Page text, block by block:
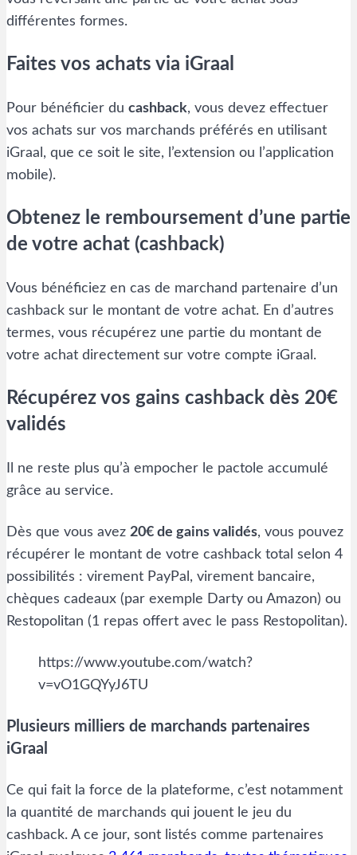
différentes formes.
Faites vos achats via iGraal
Pour bénéficier du cashback, vous devez effectuer
vos achats sur vos marchands préférés en utilisant
iGraal, que ce soit le site, l’extension ou l’application
mobile).
Obtenez le remboursement d’une partie
de votre achat (cashback)
Vous bénéficiez en cas de marchand partenaire d’un
cashback sur le montant de votre achat. En d’autres
termes, vous récupérez une partie du montant de
votre achat directement sur votre compte iGraal.
Récupérez vos gains cashback dès 20€
validés
Il ne reste plus qu’à empocher le pactole accumulé
grâce au service.
Dès que vous avez 20€ de gains validés, vous pouvez
récupérer le montant de votre cashback total selon 4
possibilités : virement PayPal, virement bancaire,
chèques cadeaux (par exemple Darty ou Amazon) ou
Restopolitan (1 repas offert avec le pass Restopolitan).
https://www.youtube.com/watch?
v=vO1GQYyJ6TU
Plusieurs milliers de marchands partenaires
iGraal
Ce qui fait la force de la plateforme, c’est notamment
la quantité de marchands qui jouent le jeu du
cashback. A ce jour, sont listés comme partenaires